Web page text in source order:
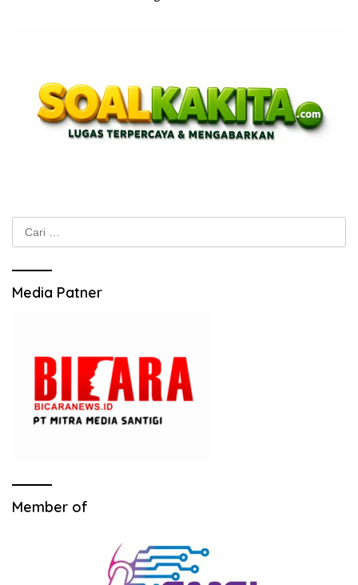
Cari
untuk:
Media Patner
Member of